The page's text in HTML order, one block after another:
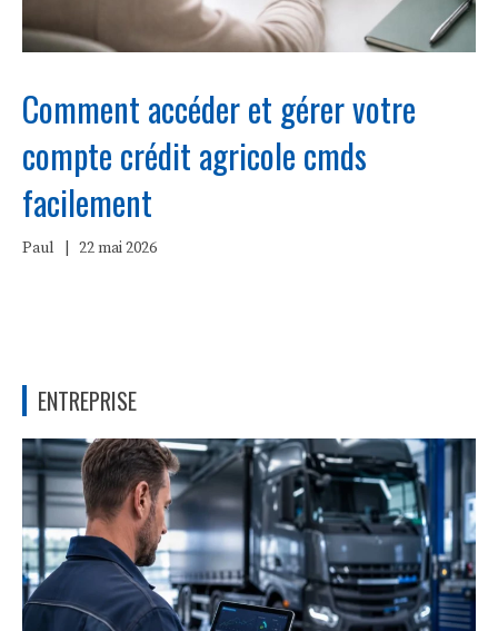
Comment accéder et gérer votre
compte crédit agricole cmds
facilement
Paul 22 mai 2026
ENTREPRISE